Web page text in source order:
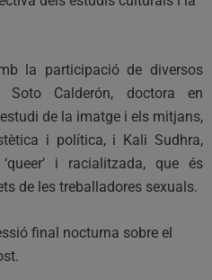
la participació de diversos
Soto Calderón, doctora en
de la imatge i els mitjans,
i política, i Kali Sudhra,
i racialitzada, que és
de les treballadores sexuals.
final nocturna sobre el